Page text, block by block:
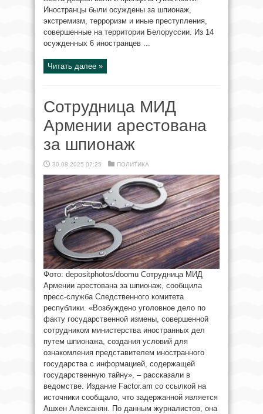
Иностранцы были осуждены за шпионаж,
экстремизм, терроризм и иные преступления,
совершенные на территории Белоруссии. Из 14
осужденных 6 иностранцев ...
Читать далее »
Сотрудница МИД
Армении арестована
за шпионаж
30.08.2025 07:25 ПОЛИТИКА
Фото: depositphotos/doomu Сотрудница МИД
Армении арестована за шпионаж, сообщила
пресс-служба Следственного комитета
республики. «Возбуждено уголовное дело по
факту государственной измены, совершенной
сотрудником министерства иностранных дел
путем шпионажа, создания условий для
ознакомления представителем иностранного
государства с информацией, содержащей
государственную тайну», – рассказали в
ведомстве. Издание Factor.am со ссылкой на
источники сообщало, что задержанной является
Ашхен Алексанян. По данным журналистов, она